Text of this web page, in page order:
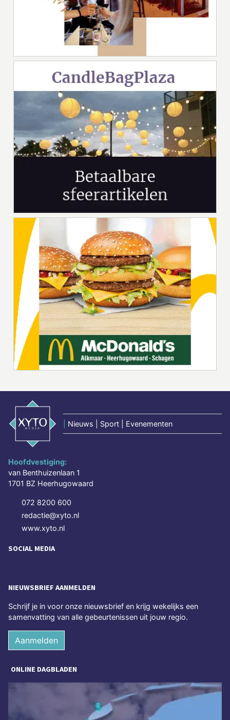
Nieuws | Sport | Evenementen
Hoofdvestiging:
van Benthuizenlaan 1
1701 BZ Heerhugowaard
072 8200 600
redactie@xyto.nl
www.xyto.nl
SOCIAL MEDIA
NIEUWSBRIEF AANMELDEN
Schrijf je in voor onze nieuwsbrief en krijg wekelijks een
samenvatting van alle gebeurtenissen uit jouw regio.
Aanmelden
ONLINE DAGBLADEN